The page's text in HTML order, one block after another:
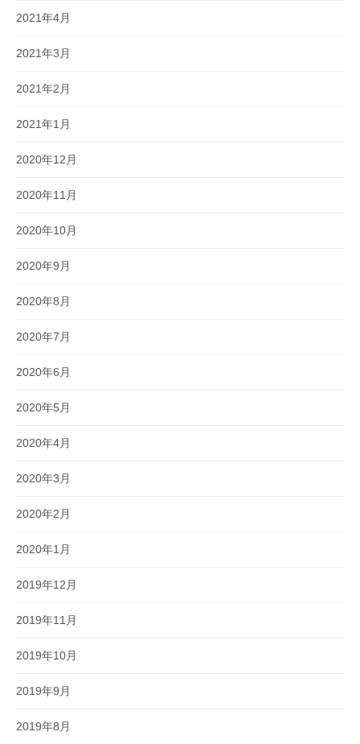
2021年4月
2021年3月
2021年2月
2021年1月
2020年12月
2020年11月
2020年10月
2020年9月
2020年8月
2020年7月
2020年6月
2020年5月
2020年4月
2020年3月
2020年2月
2020年1月
2019年12月
2019年11月
2019年10月
2019年9月
2019年8月